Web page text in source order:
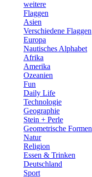
weitere
Flaggen
Asien
Verschiedene Flaggen
Europa
Nautisches Alphabet
Afrika
Amerika
Ozeanien
Fun
Daily Life
Technologie
Geographie
Stein + Perle
Geometrische Formen
Natur
Religion
Essen & Trinken
Deutschland
Sport